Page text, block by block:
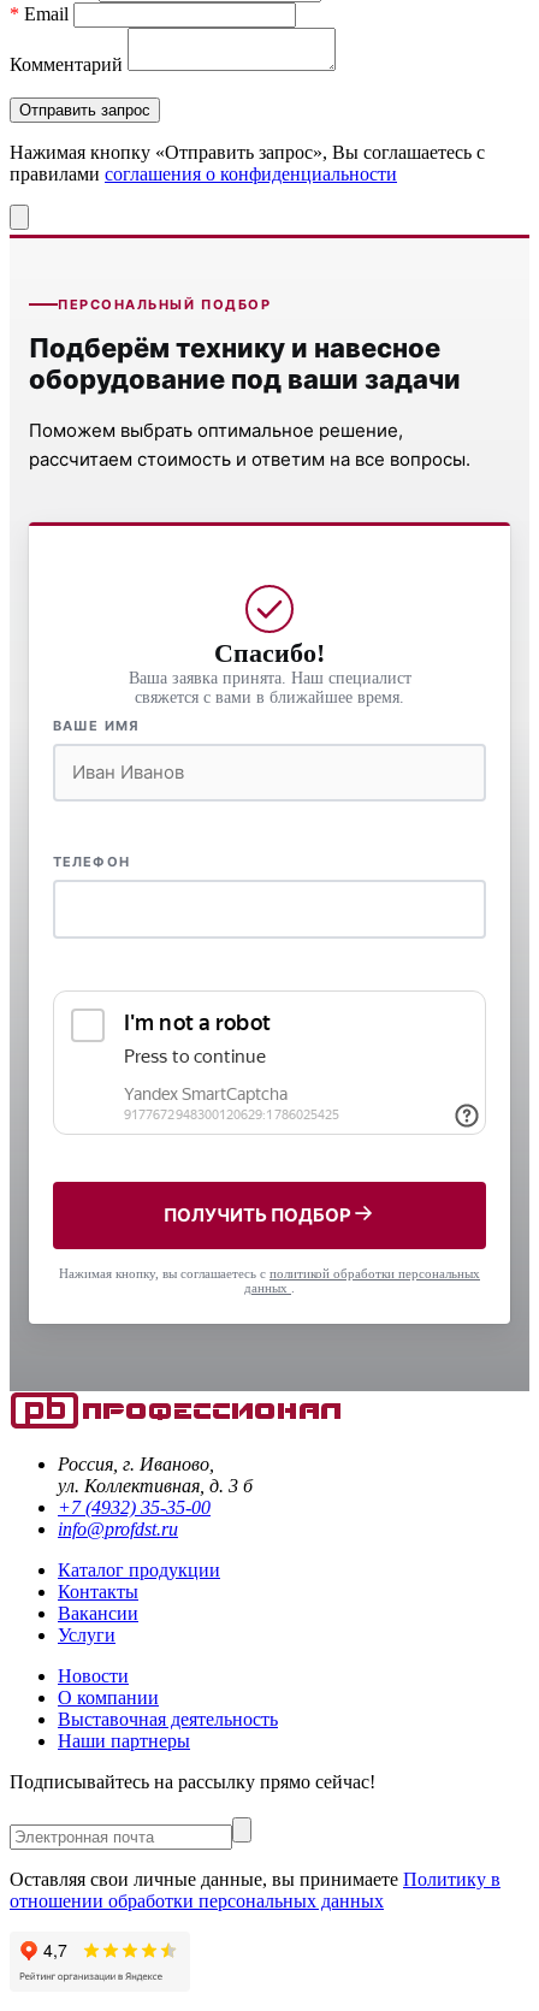
* Email
Комментарий
Нажимая кнопку «Отправить запрос», Вы соглашаетесь c
правилами соглашения о конфиденциальности
ПЕРСОНАЛЬНЫЙ ПОДБОР
Подберём технику и навесное
оборудование под ваши задачи
Поможем выбрать оптимальное решение,
рассчитаем стоимость и ответим на все вопросы.
Спасибо!
Ваша заявка принята. Наш специалист
свяжется с вами в ближайшее время.
ВАШЕ ИМЯ
ТЕЛЕФОН
ПОЛУЧИТЬ ПОДБОР
Нажимая кнопку, вы соглашаетесь с политикой обработки персональных
данных
Россия, г. Иваново,
ул. Коллективная, д. 3 б
+7 (4932) 35-35-00
info@profdst.ru
Каталог продукции
Контакты
Вакансии
Услуги
Новости
О компании
Выставочная деятельность
Наши партнеры
Подписывайтесь на рассылку прямо сейчас!
Оставляя свои личные данные, вы принимаете Политику в
отношении обработки персональных данных